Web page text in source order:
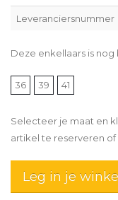
Leveranciersnummer
Deze enkellaars is
36 39 41
Selecteer je maat en
artikel te reserveren of
Leg in je